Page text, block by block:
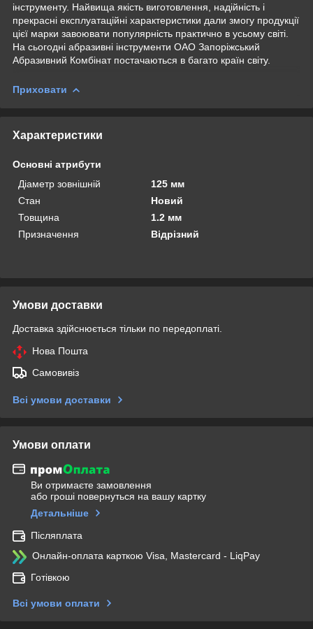
інструменту. Найвища якість виготовлення, надійність і
прекрасні експлуатаційні характеристики дали змогу продукції
цієї марки завоювати популярність практично в усьому світі.
На сьогодні абразивні інструменти ОАО Запоріжський
Абразивний Комбінат постачаються в багато країн світу.
Приховати
Характеристики
Основні атрибути
Діаметр зовнішній
125 мм
Стан
Новий
Товщина
1.2 мм
Призначення
Відрізний
Умови доставки
Доставка здійснюється тільки по передоплаті.
Нова Пошта
Самовивіз
Всі умови доставки
Умови оплати
Ви отримаєте замовлення
або гроші повернуться на вашу картку
Детальніше
Післяплата
Онлайн-оплата карткою Visa, Mastercard - LiqPay
Готівкою
Всі умови оплати